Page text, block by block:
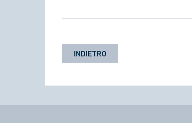
INDIETRO